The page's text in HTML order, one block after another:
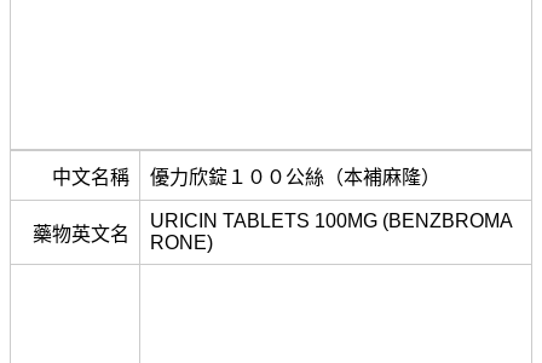
中文名稱 優力欣錠１００公絲（本補麻隆）
藥物英文名
URICIN TABLETS 100MG (BENZBROMA
RONE)